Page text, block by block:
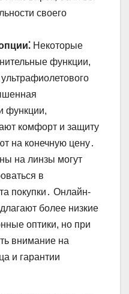
своего
Некоторые
функции,
функции,
комфорт и защиту
на конечную цену․
на линзы могут
в
покупки․ Онлайн-
более низкие
оптики, но при
внимание на
и гарантии